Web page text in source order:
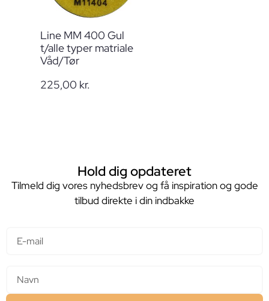
Line MM 400 Gul
t/alle typer matriale
Våd/Tør
225,00 kr.
Hold dig opdateret
Tilmeld dig vores nyhedsbrev og få inspiration og gode
tilbud direkte i din indbakke